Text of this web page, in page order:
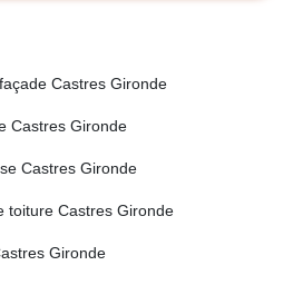
Castres Gironde
Castres Gironde
Castres Gironde
toiture Castres Gironde
Gironde